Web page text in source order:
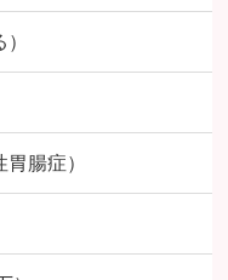
腸症）